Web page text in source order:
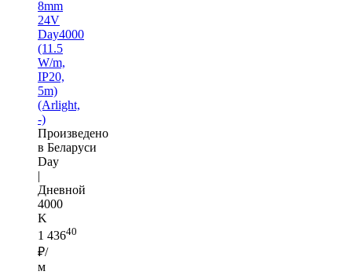
8mm
24V
Day4000
(11.5
W/m,
IP20,
5m)
(Arlight,
-)
Произведено
в Беларуси
Day
|
Дневной
4000
K
1 43640
₽/
м